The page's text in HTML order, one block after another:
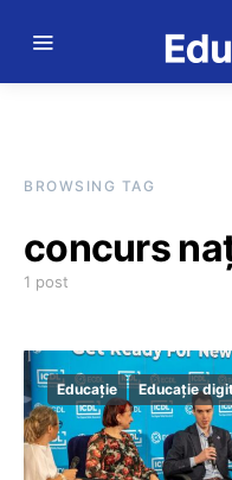
BROWSING TAG
concurs
1 post
Educație Educație